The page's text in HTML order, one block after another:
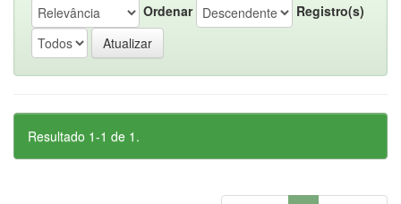
Ordenar
Registro(s)
Resultado 1-1 de 1.